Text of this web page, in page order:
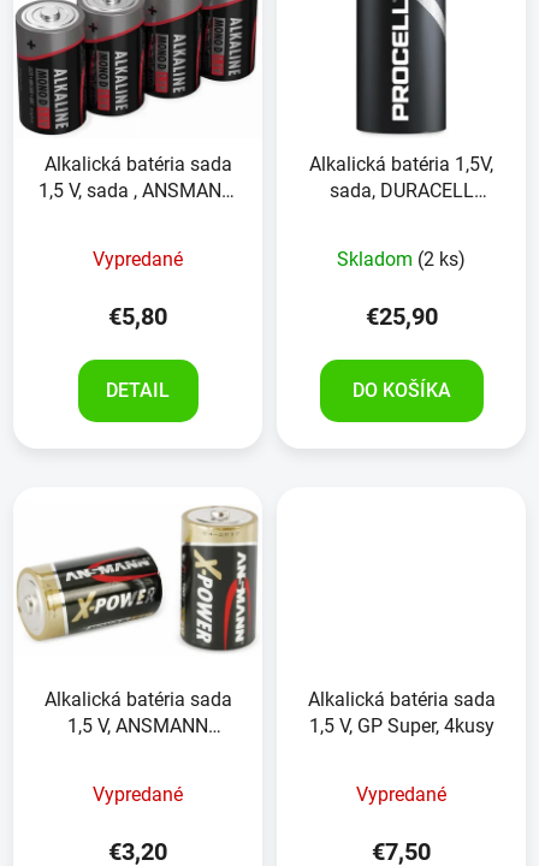
Alkalická batéria sada
1,5 V, sada , ANSMANN,
Vypredané
€5,80
DETAIL
Alkalická batéria 1,5V,
sada, DURACELL
Skladom (2 ks)
€25,90
DO KOŠÍKA
Alkalická batéria sada
1,5 V, ANSMANN
Vypredané
€3,20
Alkalická batéria sada
1,5 V, GP Super, 4kusy
Vypredané
€7,50